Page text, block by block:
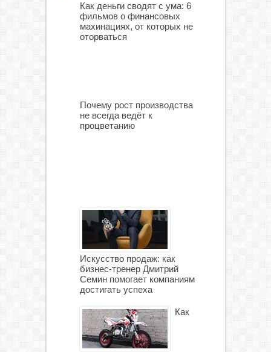
Как деньги сводят с ума: 6
фильмов о финансовых
махинациях, от которых не
оторваться
Почему рост производства
не всегда ведёт к
процветанию
Искусство продаж: как
бизнес-тренер Дмитрий
Семин помогает компаниям
достигать успеха
Как